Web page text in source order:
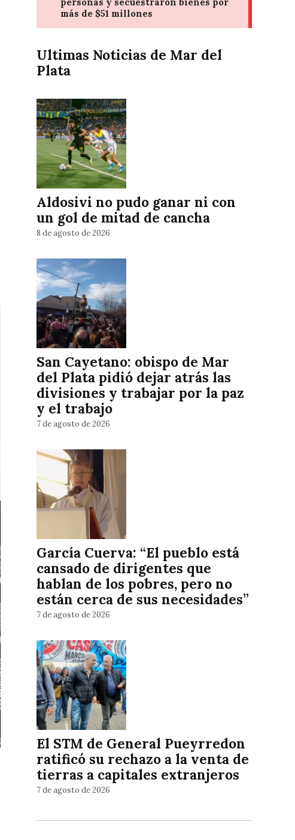
Ultimas Noticias de Mar del
Plata
Aldosivi no pudo ganar ni con
un gol de mitad de cancha
8 de agosto de 2026
San Cayetano: obispo de Mar
del Plata pidió dejar atrás las
divisiones y trabajar por la paz
y el trabajo
7 de agosto de 2026
García Cuerva: “El pueblo está
cansado de dirigentes que
hablan de los pobres, pero no
están cerca de sus necesidades”
7 de agosto de 2026
El STM de General Pueyrredon
ratificó su rechazo a la venta de
tierras a capitales extranjeros
7 de agosto de 2026